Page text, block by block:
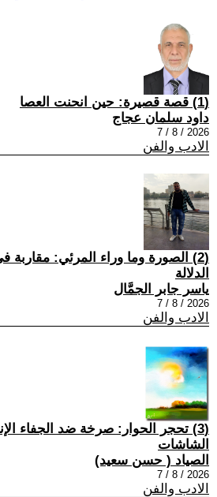
(1) قصة قصيرة: حين انحنت العصا
داود سلمان عجاج
2026 / 8 / 7
الادب والفن
(2) الصورة وما وراء المرئي: مقاربة
الدلالة
ياسر جابر الجمَّال
2026 / 8 / 7
الادب والفن
(3) تحجر الحوار: صرخة ضد الجفاء
الشاشات
الصياد ‏( حسن سعيد‏)
2026 / 8 / 7
الادب والفن